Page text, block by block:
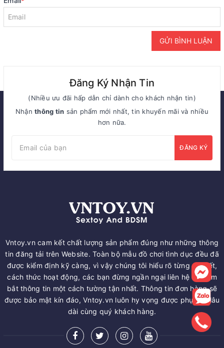
GỬI BÌNH LUẬN
Đăng Ký Nhận Tin
(Nhiều ưu đãi hấp dẫn chỉ dành cho khách nhận tin)
Nhậnthông tin sản phẩm mới nhất, tin khuyến mãi và nhiều
hơn nữa.
ĐĂNG KÝ
Vntoy.vn cam kết chất lượng sản phẩm đúng như những thông
tin đăng tải trên Website. Toàn bộ mẫu đồ chơi tình dục đều đã
được kiểm định kỹ càng, vì vậy chúng tôi hiểu rõ từng chi tiết,
cách thức hoạt động, các bạn đừng ngần ngại liên hệ để nắm
bắt thông tin một cách tường tận nhất. Thông tin đơn hàng sẽ
được bảo mật kín đáo, Vntoy.vn luôn hy vọng được phục vụ lâu
dài cùng quý khách hàng.